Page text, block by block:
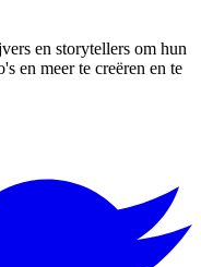
en storytellers om hun
en meer te creëren en te